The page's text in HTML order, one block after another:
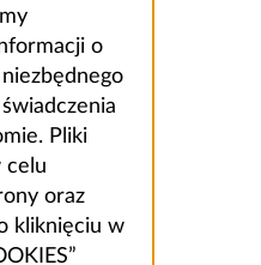
o
Pliki
celu
oraz
kliknięciu w